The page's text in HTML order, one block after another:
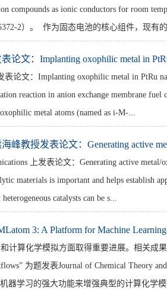
compounds as ionic conductors for room
2）。 作为固态电池的核心组件，现有
论文：Implanting oxophilic metal in
论文：Implanting oxophilic metal in PtRu
reaction in anion exchange membrane
metal atoms (named as i-M-...
峰教授发表论文：Generating active
上发表论文：Generating active metal/
materials is important and helps establish
catalysts can be s...
3: A Platform for Machine
计算化学模拟方面取得重要进展。相关成果
为题发表Journal of Chemical Theory
器学习的强大功能来增强典型的计算化学